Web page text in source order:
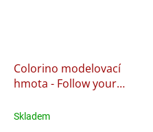
Colorino modelovací
hmota - Follow your
Skladem